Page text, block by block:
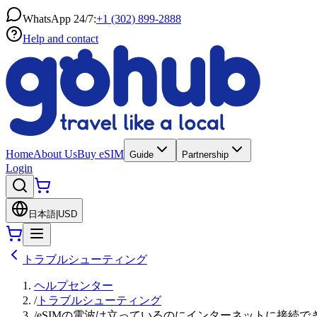
WhatsApp 24/7:+1 (302) 899-2888
Help and contact
HomeAbout UsBuy eSIM Guide Partnership
Login
日本語 USD
トラブルシューティング
ヘルプセンター
/トラブルシューティング